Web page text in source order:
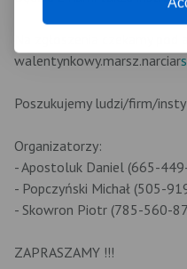
walentynkowy.marsz.narciar
Poszukujemy ludzi/firm/
Organizatorzy:
- Apostoluk Daniel (665-
- Popczyński Michał (505-
- Skowron Piotr (785-560-
ZAPRASZAMY !!!